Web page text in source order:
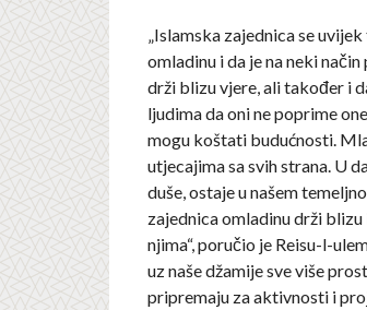
„Islamska zajednica se
omladinu i da je na neki
drži blizu vjere, ali također i
ljudima da oni ne poprime
mogu koštati budućnosti.
utjecajima sa svih strana. U
duše, ostaje u našem
zajednica omladinu drži
njima“, poručio je Reisu-l-
uz naše džamije sve više
pripremaju za aktivnosti i